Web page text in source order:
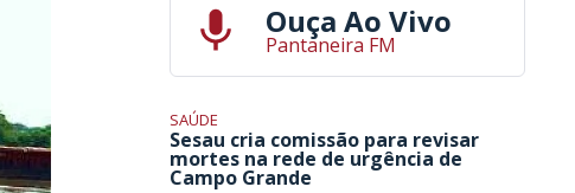
Ouça Ao Vivo
Pantaneira FM
SAÚDE
Sesau cria comissão para revisar
mortes na rede de urgência de
Campo Grande